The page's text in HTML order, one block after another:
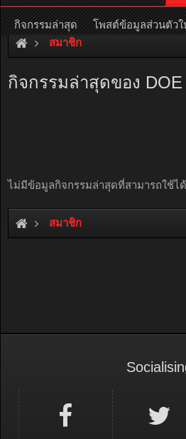
หรืออ่านรายละเอียดเพิ่
สมาชิก
กิจกรรมล่าสุดของ DOE
ไม่มีข้อมูลกิจกรรมล่าสุดที่สามารถใช้ไ
สมาชิก
กิจกรรมล่าสุด โพสต์ข้อมูลส่วนตัวใ